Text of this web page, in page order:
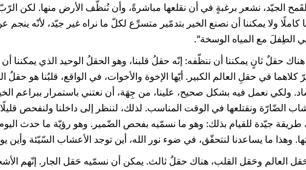
الجيّد، نشعر برغبةٍ في أن نقلعها مباشرةً، وأن نُنظّف الأرض منها. لكن
كاملًا ولا يمكننا أن نصنع الخير بتدمّير متسرِّع لكلّ ما نراه غير جيّد، لأنّه
الطِفلَ مع المياه الوسخة“.
حقلٌ ثانٍ يمكننا أن ننظّفه: إنّه حقلُ قلبنا، وهو الحقلُ الوحيد الذي يمكننا
كلاهما في حقلِ العالم الكبير. أيّها الإخوة والأخوات، في الواقع، قلبُنا هو
ولكي نعمل فيه بشكل صحيح، علينا، من جِهَة، أن نعتني باستمرار ببراعم
الضّارّة ونقتلعها في الوقت المناسب. لذلك، لننظر إلى داخلنا ولنفحص
طريقة جيّدة للقيام بذلك: وهو ما نسمّيه بفحص الضّمير. وهو رؤيّة ما حدث
وهذا ما يساعدنا لنتحقّق، في ضوء نور الله، أين توجد الأعشاب السّيّئة وأين
العالم وحَقل القلب، هناك حقلٌ ثالث. يمكن أن نسمّيه حَقل الجار. إنّهم